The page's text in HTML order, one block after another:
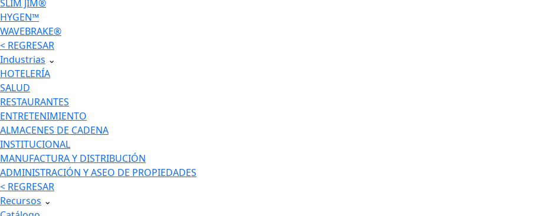
SLIM JIM®
HYGEN™
WAVEBRAKE®
< REGRESAR
Industrias ⌄
HOTELERÍA
SALUD
RESTAURANTES
ENTRETENIMIENTO
ALMACENES DE CADENA
INSTITUCIONAL
MANUFACTURA Y DISTRIBUCIÓN
ADMINISTRACIÓN Y ASEO DE PROPIEDADES
< REGRESAR
Recursos ⌄